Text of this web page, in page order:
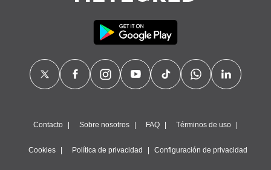
Contacto Sobre nosotros FAQ Términos de uso
Cookies Política de privacidad Configuración de privacidad